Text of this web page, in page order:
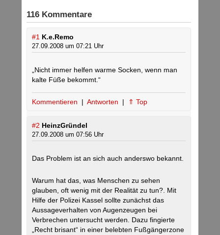
116 Kommentare
#1 K.e.Remo
27.09.2008 um 07:21 Uhr
„Nicht immer helfen warme Socken, wenn man
kalte Füße bekommt.“
Kommentieren | Antworten | ⇑ Top
#2 HeinzGründel
27.09.2008 um 07:56 Uhr
Das Problem ist an sich auch anderswo bekannt.
Warum hat das, was Menschen zu sehen
glauben, oft wenig mit der Realität zu tun?. Mit
Hilfe der Polizei Kassel sollte zunächst das
Aussageverhalten von Augenzeugen bei
Verbrechen untersucht werden. Dazu fingierte
„Recht brisant“ in einer belebten Fußgängerzone